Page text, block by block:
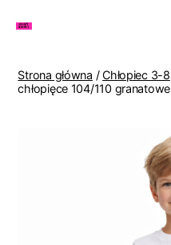
Lenki
Strona główna /Chłopiec 3-8
chłopięce 104/110 granatowe